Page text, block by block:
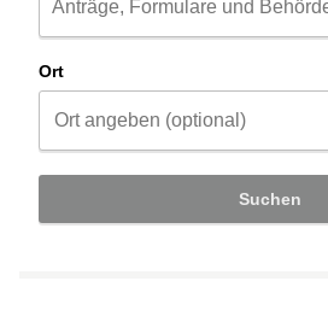
Ort
Suchen